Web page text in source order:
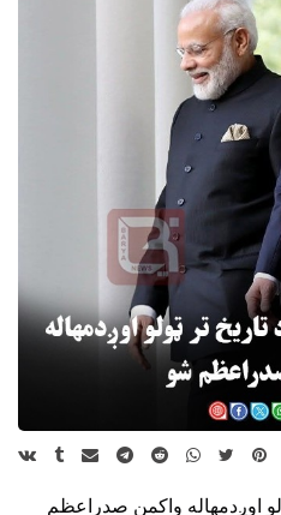
اوږدمهاله واکمن صدراعظم